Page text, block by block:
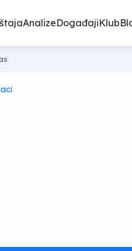
AnalizeDogađajiKlub